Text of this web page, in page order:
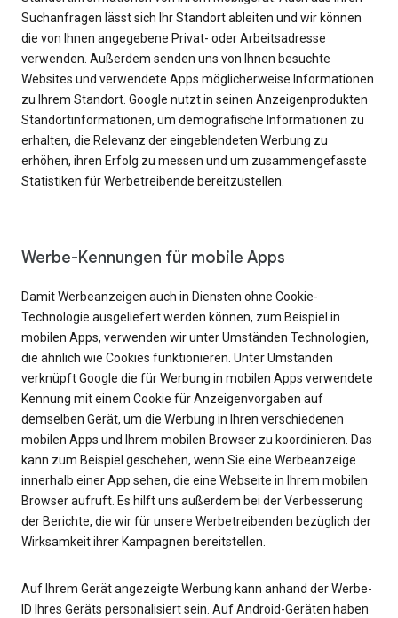
Suchanfragen lässt sich Ihr Standort ableiten und wir können
die von Ihnen angegebene Privat- oder Arbeitsadresse
verwenden. Außerdem senden uns von Ihnen besuchte
Websites und verwendete Apps möglicherweise Informationen
zu Ihrem Standort. Google nutzt in seinen Anzeigenprodukten
Standortinformationen, um demografische Informationen zu
erhalten, die Relevanz der eingeblendeten Werbung zu
erhöhen, ihren Erfolg zu messen und um zusammengefasste
Statistiken für Werbetreibende bereitzustellen.
Werbe-Kennungen für mobile Apps
Damit Werbeanzeigen auch in Diensten ohne Cookie-
Technologie ausgeliefert werden können, zum Beispiel in
mobilen Apps, verwenden wir unter Umständen Technologien,
die ähnlich wie Cookies funktionieren. Unter Umständen
verknüpft Google die für Werbung in mobilen Apps verwendete
Kennung mit einem Cookie für Anzeigenvorgaben auf
demselben Gerät, um die Werbung in Ihren verschiedenen
mobilen Apps und Ihrem mobilen Browser zu koordinieren. Das
kann zum Beispiel geschehen, wenn Sie eine Werbeanzeige
innerhalb einer App sehen, die eine Webseite in Ihrem mobilen
Browser aufruft. Es hilft uns außerdem bei der Verbesserung
der Berichte, die wir für unsere Werbetreibenden bezüglich der
Wirksamkeit ihrer Kampagnen bereitstellen.
Auf Ihrem Gerät angezeigte Werbung kann anhand der Werbe-
ID Ihres Geräts personalisiert sein. Auf Android-Geräten haben